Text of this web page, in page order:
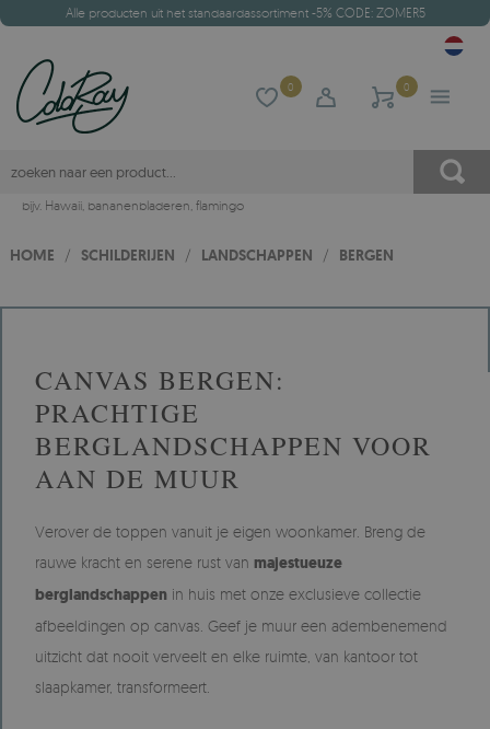
Alle producten uit het standaardassortiment -5% CODE: ZOMER5
0 0
bijv. Hawaii, bananenbladeren, flamingo
HOME / SCHILDERIJEN / LANDSCHAPPEN / BERGEN
CANVAS BERGEN:
PRACHTIGE
BERGLANDSCHAPPEN VOOR
AAN DE MUUR
Verover de toppen vanuit je eigen woonkamer. Breng de
rauwe kracht en serene rust van majestueuze
berglandschappen in huis met onze exclusieve collectie
afbeeldingen op canvas. Geef je muur een adembenemend
uitzicht dat nooit verveelt en elke ruimte, van kantoor tot
slaapkamer, transformeert.